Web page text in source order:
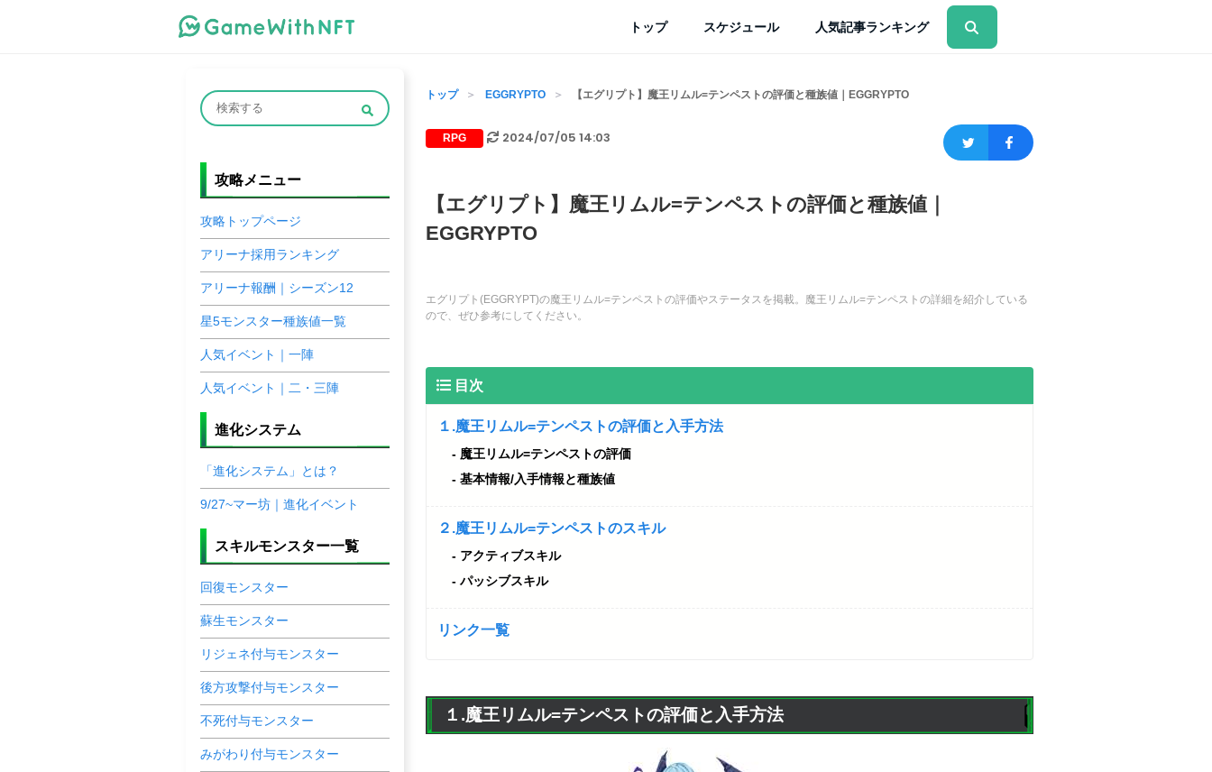
トップ スケジュール 人気記事ランキング
トップ EGGRYPTO 【エグリプト】魔王リムル=テンペストの評価と種族値｜EGGRYPTO
RPG 2024/07/05 14:03
【エグリプト】魔王リムル=テンペストの評価と種族値｜
EGGRYPTO
エグリプト(EGGRYPT)の魔王リムル=テンペストの評価やステータスを掲載。魔王リムル=テンペストの詳細を紹介している
ので、ぜひ参考にしてください。
目次
１.魔王リムル=テンペストの評価と入手方法
魔王リムル=テンペストの評価
基本情報/入手情報と種族値
２.魔王リムル=テンペストのスキル
アクティブスキル
パッシブスキル
リンク一覧
１.魔王リムル=テンペストの評価と入手方法
攻略メニュー
攻略トップページ
アリーナ採用ランキング
アリーナ報酬｜シーズン12
星5モンスター種族値一覧
人気イベント｜一陣
人気イベント｜二・三陣
進化システム
「進化システム」とは？
9/27~マー坊｜進化イベント
スキルモンスター一覧
回復モンスター
蘇生モンスター
リジェネ付与モンスター
後方攻撃付与モンスター
不死付与モンスター
みがわり付与モンスター